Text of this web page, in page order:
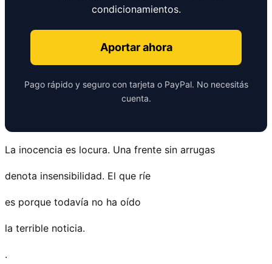
condicionamientos.
Aportar ahora
Pago rápido y seguro con tarjeta o PayPal. No necesitás
cuenta.
La inocencia es locura. Una frente sin arrugas
denota insensibilidad. El que ríe
es porque todavía no ha oído
la terrible noticia.
.